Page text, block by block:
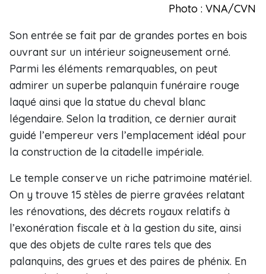
Photo : VNA/CVN
Son entrée se fait par de grandes portes en bois
ouvrant sur un intérieur soigneusement orné.
Parmi les éléments remarquables, on peut
admirer un superbe palanquin funéraire rouge
laqué ainsi que la statue du cheval blanc
légendaire. Selon la tradition, ce dernier aurait
guidé l’empereur vers l’emplacement idéal pour
la construction de la citadelle impériale.
Le temple conserve un riche patrimoine matériel.
On y trouve 15 stèles de pierre gravées relatant
les rénovations, des décrets royaux relatifs à
l’exonération fiscale et à la gestion du site, ainsi
que des objets de culte rares tels que des
palanquins, des grues et des paires de phénix. En